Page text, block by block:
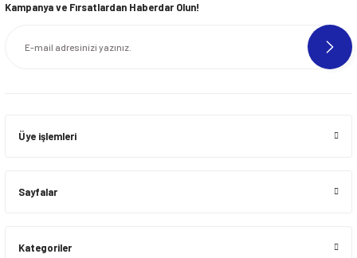
Kampanya ve Fırsatlardan Haberdar Olun!
Üye işlemleri
Sayfalar
Kategoriler